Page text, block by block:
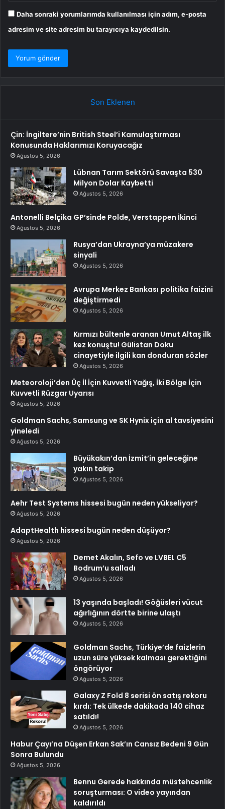
Daha sonraki yorumlarımda kullanılması için adım, e-posta
adresim ve site adresim bu tarayıcıya kaydedilsin.
Son Eklenen
Çin: İngiltere’nin British Steel’i Kamulaştırması
Konusunda Haklarımızı Koruyacağız
Ağustos 5, 2026
Lübnan Tarım Sektörü Savaşta 530
Milyon Dolar Kaybetti
Ağustos 5, 2026
Antonelli Belçika GP’sinde Polde, Verstappen İkinci
Ağustos 5, 2026
Rusya’dan Ukrayna’ya müzakere
sinyali
Ağustos 5, 2026
Avrupa Merkez Bankası politika faizini
değiştirmedi
Ağustos 5, 2026
Kırmızı bültenle aranan Umut Altaş ilk
kez konuştu! Gülistan Doku
cinayetiyle ilgili kan donduran sözler
Ağustos 5, 2026
Meteoroloji’den Üç İl İçin Kuvvetli Yağış, İki Bölge İçin
Kuvvetli Rüzgar Uyarısı
Ağustos 5, 2026
Goldman Sachs, Samsung ve SK Hynix için al tavsiyesini
yineledi
Ağustos 5, 2026
Büyükakın’dan İzmit’in geleceğine
yakın takip
Ağustos 5, 2026
Aehr Test Systems hissesi bugün neden yükseliyor?
Ağustos 5, 2026
AdaptHealth hissesi bugün neden düşüyor?
Ağustos 5, 2026
Demet Akalın, Sefo ve LVBEL C5
Bodrum’u salladı
Ağustos 5, 2026
13 yaşında başladı! Göğüsleri vücut
ağırlığının dörtte birine ulaştı
Ağustos 5, 2026
Goldman Sachs, Türkiye’de faizlerin
uzun süre yüksek kalması gerektiğini
öngörüyor
Ağustos 5, 2026
Galaxy Z Fold 8 serisi ön satış rekoru
kırdı: Tek ülkede dakikada 140 cihaz
satıldı!
Ağustos 5, 2026
Habur Çayı’na Düşen Erkan Sak’ın Cansız Bedeni 9 Gün
Sonra Bulundu
Ağustos 5, 2026
Bennu Gerede hakkında müstehcenlik
soruşturması: O video yayından
kaldırıldı